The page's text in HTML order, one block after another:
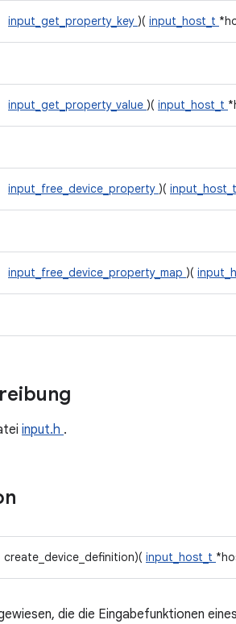
input_get_property_key )( input_host_t
input_get_property_value )( input_host_t
input_free_device_property )( input_host_t
input_free_device_property_map )(
input.h .
input_host_t
die die Eingabefunktionen